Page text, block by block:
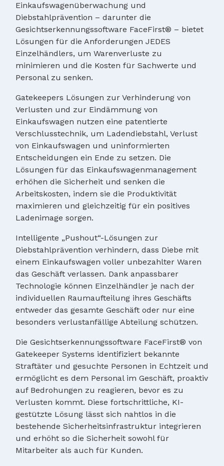
Einkaufswagenüberwachung und
Diebstahlprävention – darunter die
Gesichtserkennungssoftware FaceFirst® – bietet
Lösungen für die Anforderungen JEDES
Einzelhändlers, um Warenverluste zu
minimieren und die Kosten für Sachwerte und
Personal zu senken.
Gatekeepers Lösungen zur Verhinderung von
Verlusten und zur Eindämmung von
Einkaufswagen nutzen eine patentierte
Verschlusstechnik, um Ladendiebstahl, Verlust
von Einkaufswagen und uninformierten
Entscheidungen ein Ende zu setzen. Die
Lösungen für das Einkaufswagenmanagement
erhöhen die Sicherheit und senken die
Arbeitskosten, indem sie die Produktivität
maximieren und gleichzeitig für ein positives
Ladenimage sorgen.
Intelligente „Pushout“-Lösungen zur
Diebstahlprävention verhindern, dass Diebe mit
einem Einkaufswagen voller unbezahlter Waren
das Geschäft verlassen. Dank anpassbarer
Technologie können Einzelhändler je nach der
individuellen Raumaufteilung ihres Geschäfts
entweder das gesamte Geschäft oder nur eine
besonders verlustanfällige Abteilung schützen.
Die Gesichtserkennungssoftware FaceFirst® von
Gatekeeper Systems identifiziert bekannte
Straftäter und gesuchte Personen in Echtzeit und
ermöglicht es dem Personal im Geschäft, proaktiv
auf Bedrohungen zu reagieren, bevor es zu
Verlusten kommt. Diese fortschrittliche, KI-
gestützte Lösung lässt sich nahtlos in die
bestehende Sicherheitsinfrastruktur integrieren
und erhöht so die Sicherheit sowohl für
Mitarbeiter als auch für Kunden.